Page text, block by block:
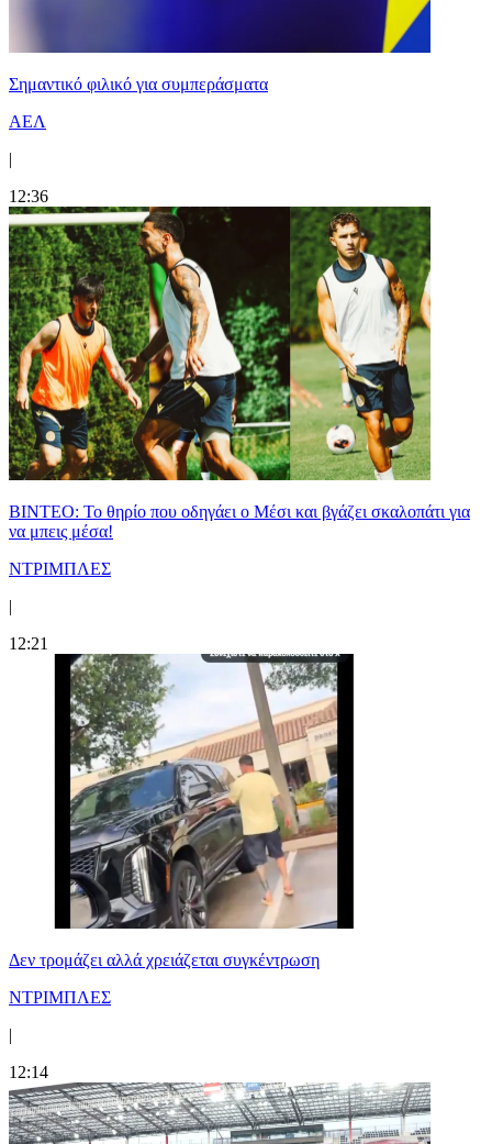
Σημαντικό φιλικό για συμπεράσματα
ΑΕΛ
|
12:36
ΒΙΝΤΕΟ: Το θηρίο που οδηγάει ο Μέσι και βγάζει σκαλοπάτι για
να μπεις μέσα!
ΝΤΡΙΜΠΛΕΣ
|
12:21
Δεν τρομάζει αλλά χρειάζεται συγκέντρωση
ΝΤΡΙΜΠΛΕΣ
|
12:14